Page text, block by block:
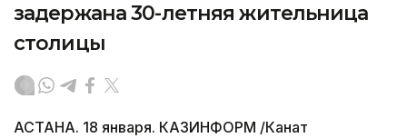
задержана 30-летняя жительница
столицы
АСТАНА. 18 января. КАЗИНФОРМ /Канат